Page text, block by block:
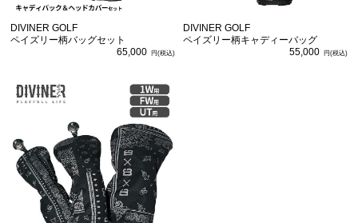
DIVINER GOLF
ペイズリー柄バッグセット
65,000
DIVINER GOLF
ペイズリー柄キャディーバッグ
55,000